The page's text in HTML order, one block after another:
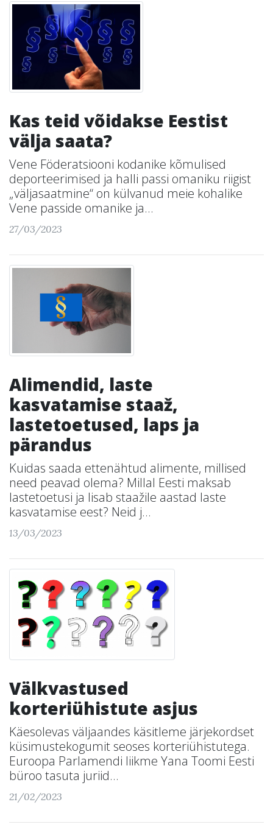
Kas teid võidakse Eestist
välja saata?
Vene Föderatsiooni kodanike kõmulised
deporteerimised ja halli passi omaniku riigist
„väljasaatmine“ on külvanud meie kohalike
Vene passide omanike ja...
27/03/2023
Alimendid, laste
kasvatamise staaž,
lastetoetused, laps ja
pärandus
Kuidas saada ettenähtud alimente, millised
need peavad olema? Millal Eesti maksab
lastetoetusi ja lisab staažile aastad laste
kasvatamise eest? Neid j...
13/03/2023
Välkvastused
korteriühistute asjus
Käesolevas väljaandes käsitleme järjekordset
küsimustekogumit seoses korteriühistutega.
Euroopa Parlamendi liikme Yana Toomi Eesti
büroo tasuta juriid...
21/02/2023